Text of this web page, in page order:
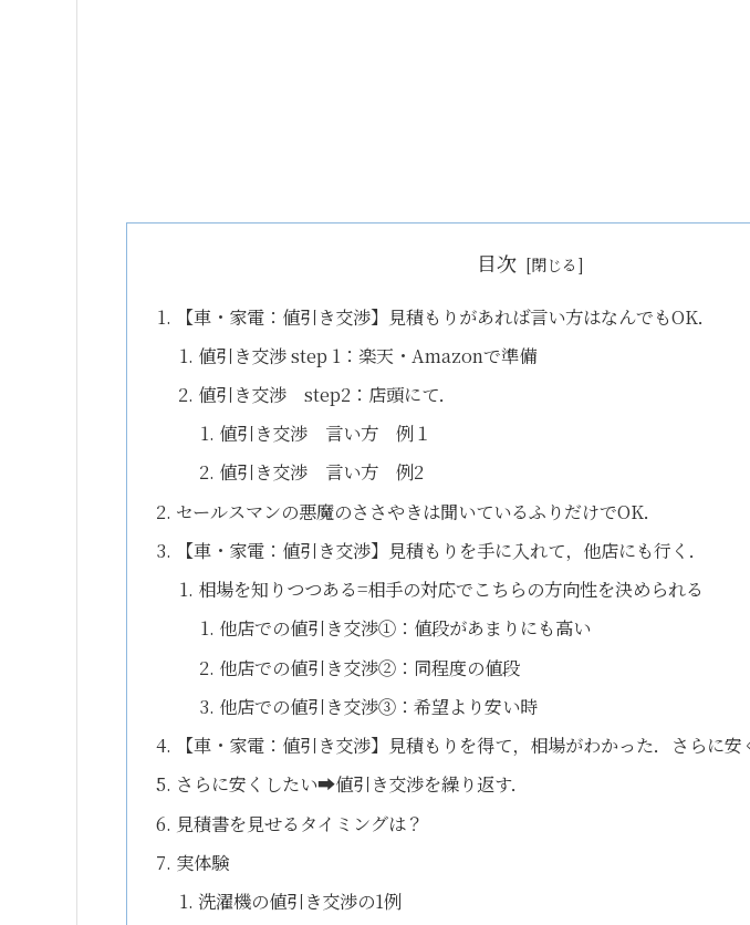
目次
【車・家電：値引き交渉】見積もりがあれば言い方はなんでもOK．
値引き交渉 step 1：楽天・Amazonで準備
値引き交渉 step2：店頭にて．
値引き交渉 言い方 例１
値引き交渉 言い方 例2
セールスマンの悪魔のささやきは聞いているふりだけでOK．
【車・家電：値引き交渉】見積もりを手に入れて，他店にも行く．
相場を知りつつある=相手の対応でこちらの方向性を決められる
他店での値引き交渉①：値段があまりにも高い
他店での値引き交渉②：同程度の値段
他店での値引き交渉③：希望より安い時
【車・家電：値引き交渉】見積もりを得て，相場がわかった．さらに安
さらに安くしたい➡値引き交渉を繰り返す．
見積書を見せるタイミングは？
実体験
洗濯機の値引き交渉の1例